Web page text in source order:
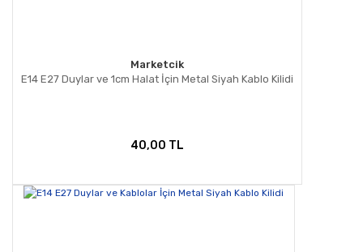
Marketcik
E14 E27 Duylar ve 1cm Halat İçin Metal Siyah Kablo Kilidi
40,00 TL